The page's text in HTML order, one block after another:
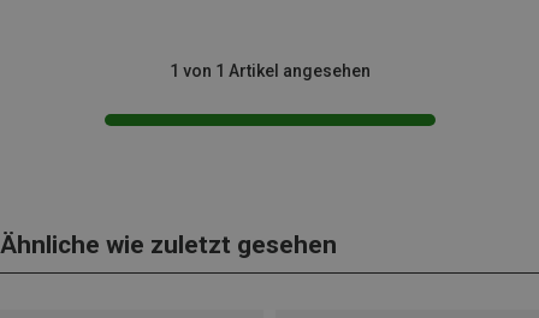
1 von 1 Artikel angesehen
Ähnliche wie zuletzt gesehen